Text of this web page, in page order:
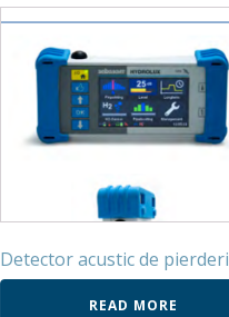
Detector acustic de pierderi
READ MORE